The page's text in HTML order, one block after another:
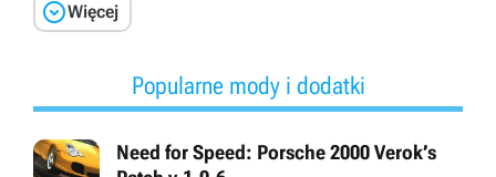
Więcej
Popularne mody i dodatki
Need for Speed: Porsche 2000 Verok’s